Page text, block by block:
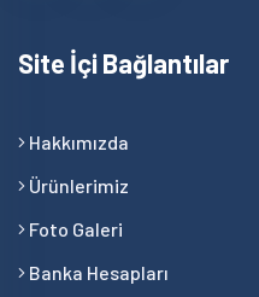
Site İçi Bağlantılar
Hakkımızda
Ürünlerimiz
Foto Galeri
Banka Hesapları